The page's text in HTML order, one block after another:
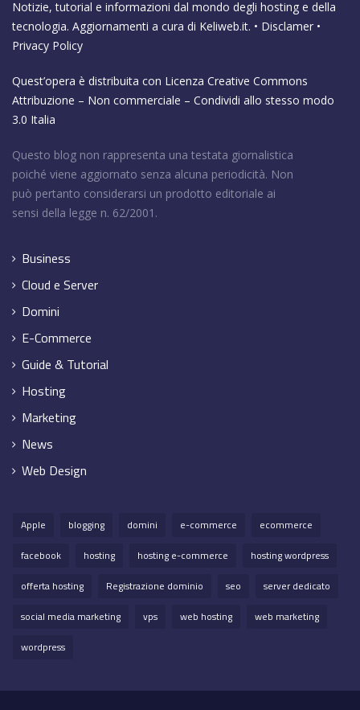
Notizie, tutorial e informazioni dal mondo degli hosting e della
tecnologia. Aggiornamenti a cura di Keliweb.it. • Disclamer •
Privacy Policy
Quest’opera è distribuita con Licenza Creative Commons
Attribuzione – Non commerciale – Condividi allo stesso modo
3.0 Italia
Questo blog non rappresenta una testata giornalistica
poiché viene aggiornato senza alcuna periodicità. Non
può pertanto considerarsi un prodotto editoriale ai
sensi della legge n. 62/2001.
Business
Cloud e Server
Domini
E-Commerce
Guide & Tutorial
Hosting
Marketing
News
Web Design
Apple blogging domini e-commerce
ecommerce
facebook
hosting hosting e-commerce
hosting wordpress
offerta hosting
Registrazione dominio seo
server dedicato
social media marketing
vps web hosting
web marketing
wordpress